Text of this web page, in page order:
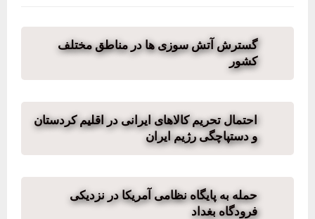
گسترش آتش سوزی ها در مناطق مختلف
کشور
احتمال تحریم کالاهای ایرانی در اقلیم کردستان
و دستپاچگی رژیم ایران
حمله به پایگاه نظامی آمریکا در نزدیکی
فرودگاه بغداد